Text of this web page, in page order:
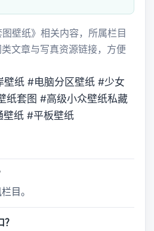
壁纸》相关内容，所属栏目
文章与写真资源链接，方便
纸 #电脑分区壁纸 #少女
纸套图 #高级小众壁纸私藏
纸 #平板壁纸
目。